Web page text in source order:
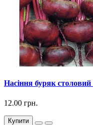
Насіння буряк
12.00 грн.
Купити